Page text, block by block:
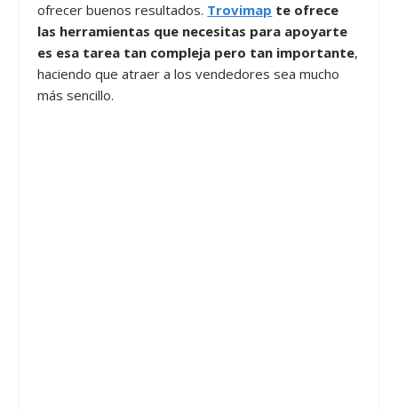
ofrecer buenos resultados. Trovimap te ofrece
las herramientas que necesitas para apoyarte
es esa tarea tan compleja pero tan importante,
haciendo que atraer a los vendedores sea mucho
más sencillo.